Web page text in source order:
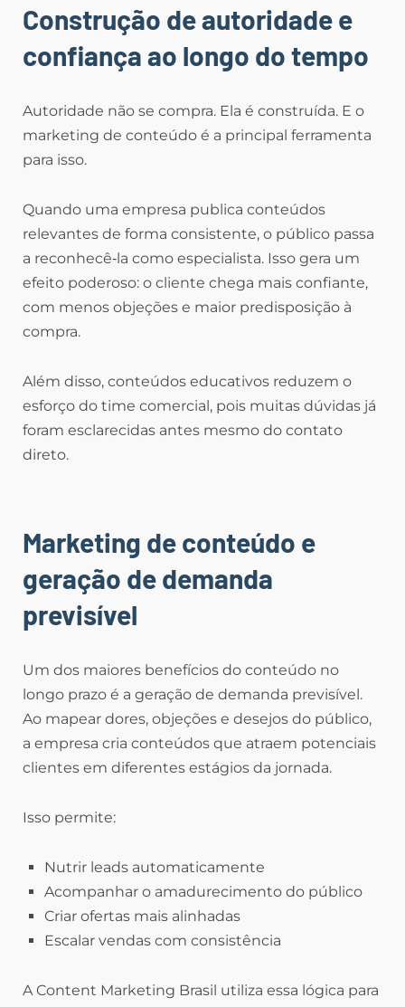
Construção de autoridade e
confiança ao longo do tempo
Autoridade não se compra. Ela é construída. E o
marketing de conteúdo é a principal ferramenta
para isso.
Quando uma empresa publica conteúdos
relevantes de forma consistente, o público passa
a reconhecê‑la como especialista. Isso gera um
efeito poderoso: o cliente chega mais confiante,
com menos objeções e maior predisposição à
compra.
Além disso, conteúdos educativos reduzem o
esforço do time comercial, pois muitas dúvidas já
foram esclarecidas antes mesmo do contato
direto.
Marketing de conteúdo e
geração de demanda
previsível
Um dos maiores benefícios do conteúdo no
longo prazo é a geração de demanda previsível.
Ao mapear dores, objeções e desejos do público,
a empresa cria conteúdos que atraem potenciais
clientes em diferentes estágios da jornada.
Isso permite:
Nutrir leads automaticamente
Acompanhar o amadurecimento do público
Criar ofertas mais alinhadas
Escalar vendas com consistência
A Content Marketing Brasil utiliza essa lógica para